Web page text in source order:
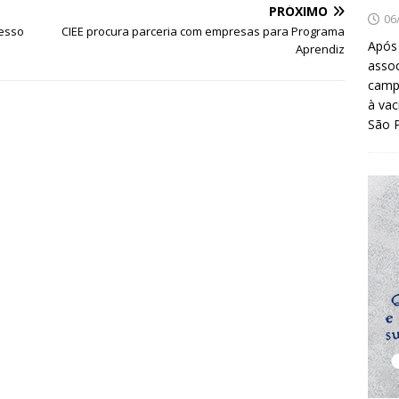
PRÓXIMO
CIEE procura parceria com empresas para Programa
Aprendiz
à
São